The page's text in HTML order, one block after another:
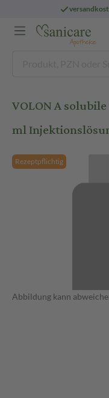
VOLON A
ml
Rezeptpflichtig
Abbildung kann